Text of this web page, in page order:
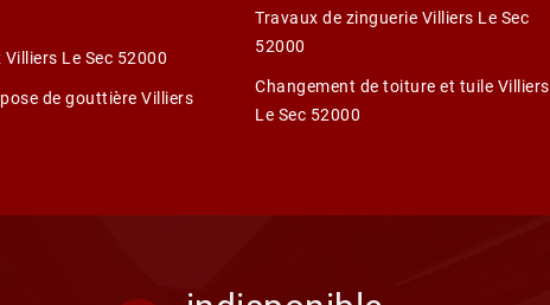
Villiers Le Sec 52000
de gouttière Villiers
Travaux de zinguerie Villiers Le Sec
52000
Changement de toiture et tuile Villiers
Le Sec 52000